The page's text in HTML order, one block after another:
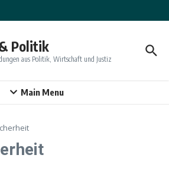
Politik
aus Politik, Wirtschaft und Justiz
Main Menu